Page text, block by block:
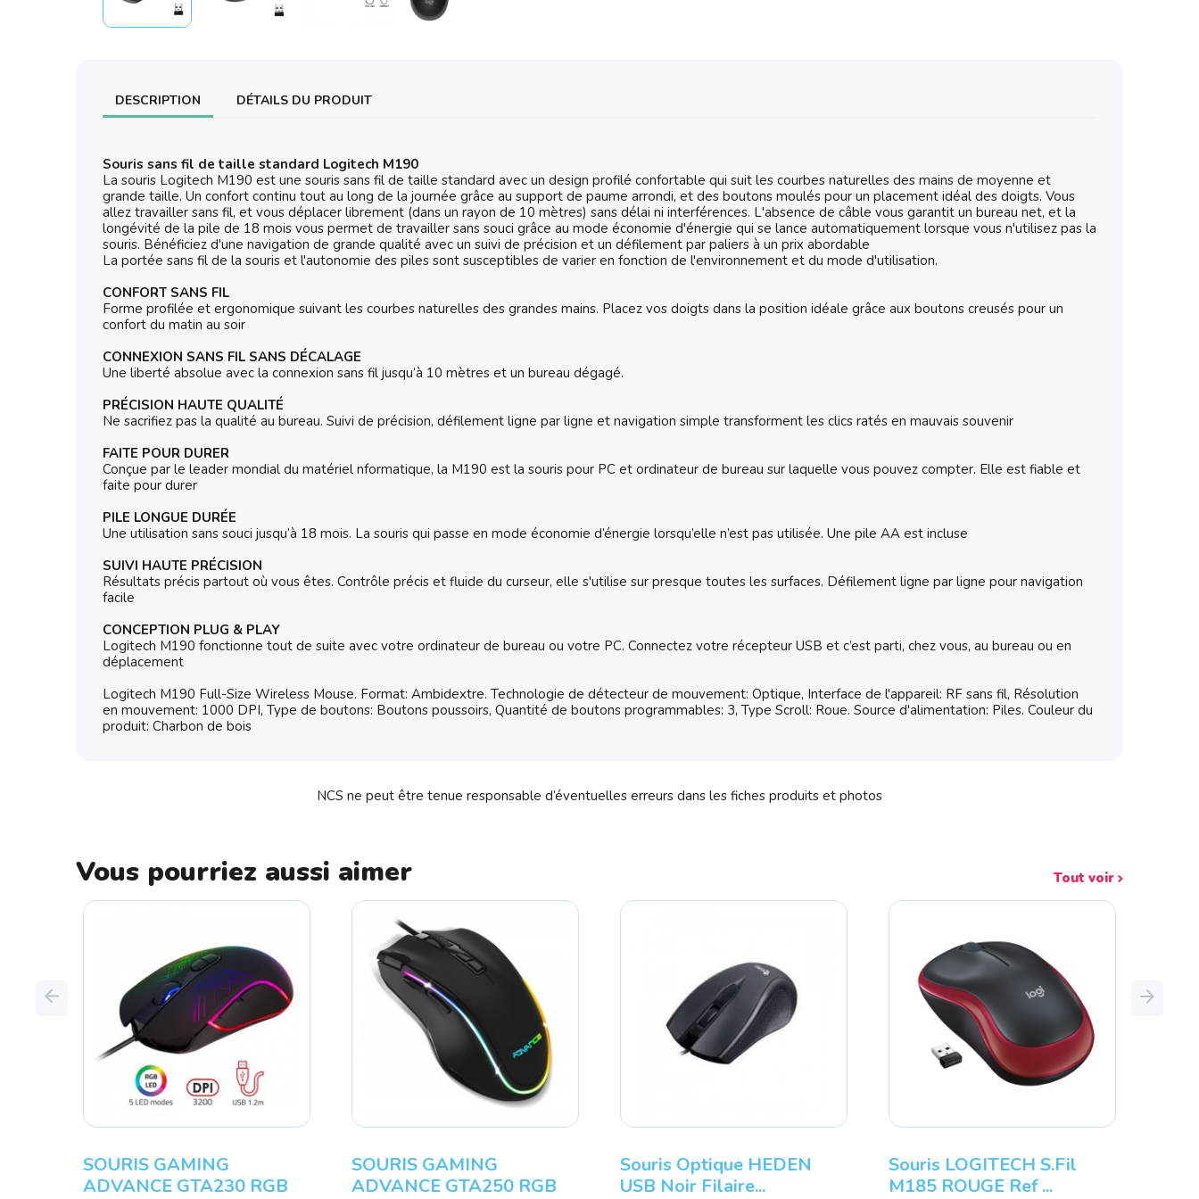
DESCRIPTION DÉTAILS DU PRODUIT
Souris sans fil de taille standard Logitech M190
La souris Logitech M190 est une souris sans fil de taille standard avec un design profilé confortable qui suit les courbes naturelles des mains de moyenne et
grande taille. Un confort continu tout au long de la journée grâce au support de paume arrondi, et des boutons moulés pour un placement idéal des doigts. Vous
allez travailler sans fil, et vous déplacer librement (dans un rayon de 10 mètres) sans délai ni interférences. L'absence de câble vous garantit un bureau net, et la
longévité de la pile de 18 mois vous permet de travailler sans souci grâce au mode économie d'énergie qui se lance automatiquement lorsque vous n'utilisez pas la
souris. Bénéficiez d'une navigation de grande qualité avec un suivi de précision et un défilement par paliers à un prix abordable
La portée sans fil de la souris et l'autonomie des piles sont susceptibles de varier en fonction de l'environnement et du mode d'utilisation.
CONFORT SANS FIL
Forme profilée et ergonomique suivant les courbes naturelles des grandes mains. Placez vos doigts dans la position idéale grâce aux boutons creusés pour un
confort du matin au soir
CONNEXION SANS FIL SANS DÉCALAGE
Une liberté absolue avec la connexion sans fil jusqu’à 10 mètres et un bureau dégagé.
PRÉCISION HAUTE QUALITÉ
Ne sacrifiez pas la qualité au bureau. Suivi de précision, défilement ligne par ligne et navigation simple transforment les clics ratés en mauvais souvenir
FAITE POUR DURER
Conçue par le leader mondial du matériel nformatique, la M190 est la souris pour PC et ordinateur de bureau sur laquelle vous pouvez compter. Elle est fiable et
faite pour durer
PILE LONGUE DURÉE
Une utilisation sans souci jusqu’à 18 mois. La souris qui passe en mode économie d’énergie lorsqu’elle n’est pas utilisée. Une pile AA est incluse
SUIVI HAUTE PRÉCISION
Résultats précis partout où vous êtes. Contrôle précis et fluide du curseur, elle s'utilise sur presque toutes les surfaces. Défilement ligne par ligne pour navigation
facile
CONCEPTION PLUG & PLAY
Logitech M190 fonctionne tout de suite avec votre ordinateur de bureau ou votre PC. Connectez votre récepteur USB et c’est parti, chez vous, au bureau ou en
déplacement
Logitech M190 Full-Size Wireless Mouse. Format: Ambidextre. Technologie de détecteur de mouvement: Optique, Interface de l'appareil: RF sans fil, Résolution
en mouvement: 1000 DPI, Type de boutons: Boutons poussoirs, Quantité de boutons programmables: 3, Type Scroll: Roue. Source d'alimentation: Piles. Couleur du
produit: Charbon de bois
NCS ne peut être tenue responsable d’éventuelles erreurs dans les fiches produits et photos
Vous pourriez aussi aimer Tout voir
SOURIS GAMING
ADVANCE GTA230 RGB
SOURIS GAMING
ADVANCE GTA250 RGB
Souris Optique HEDEN
USB Noir Filaire...
Souris LOGITECH S.fil
M185 ROUGE Ref ...
Previous Next